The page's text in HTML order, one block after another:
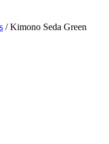
/ Kimono Seda Green